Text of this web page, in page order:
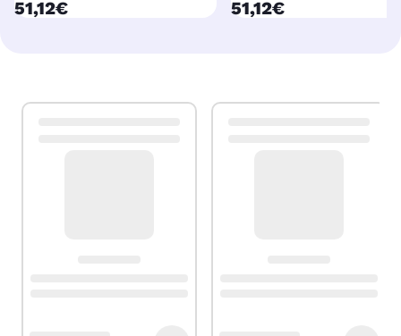
currentPrice
51,12€ currentPrice
51,12€